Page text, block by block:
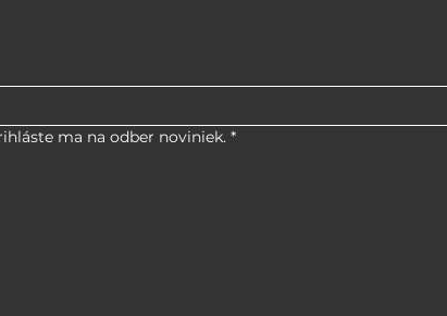
ma na odber noviniek. *